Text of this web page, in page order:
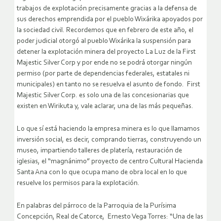
trabajos de explotación precisamente gracias a la defensa de
sus derechos emprendida por el pueblo Wixárika apoyados por
la sociedad civil. Recordemos que en febrero de este año, el
poder judicial otorgó al pueblo Wixárika la suspensión para
detener la explotación minera del proyecto La Luz de la First
Majestic Silver Corp y por ende no se podrá otorgar ningún
permiso (por parte de dependencias federales, estatales ni
municipales) en tanto no se resuelva el asunto de fondo. First
Majestic Silver Corp. es solo una de las concesionarias que
existen en Wirikuta y, vale aclarar, una de las más pequeñas.
Lo que sí está haciendo la empresa minera es lo que llamamos
inversión social, es decir, comprando tierras, construyendo un
museo, impartiendo talleres de platería, restauración de
iglesias, el “magnánimo” proyecto de centro Cultural Hacienda
Santa Ana con lo que ocupa mano de obra local en lo que
resuelve los permisos para la explotación.
En palabras del párroco de la Parroquia de la Purísima
Concepción, Real de Catorce, Ernesto Vega Torres: “Una de las